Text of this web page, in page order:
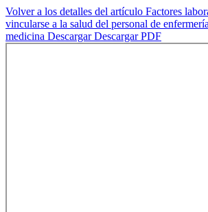
Volver a los detalles del artículo Factores
vincularse a la salud del personal de
medicina DescargarDescargar PDF